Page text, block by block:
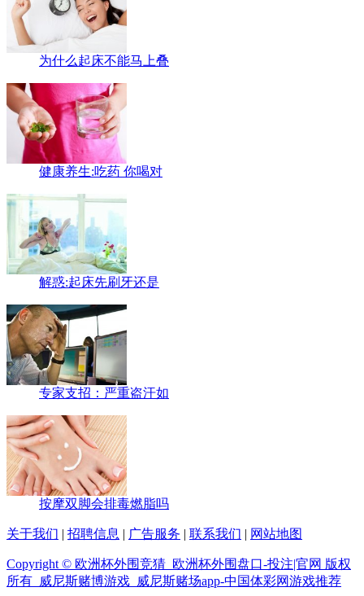
为什么起床不能马上叠
健康养生:吃药 你喝对
解惑:起床先刷牙还是
专家支招：严重盗汗如
按摩双脚会排毒燃脂吗
关于我们 | 招聘信息 | 广告服务 | 联系我们 | 网站地图
Copyright © 欧洲杯外围竞猜_欧洲杯外围盘口-投注|官网 版权
所有 威尼斯赌博游戏_威尼斯赌场app-中国体彩网游戏推荐